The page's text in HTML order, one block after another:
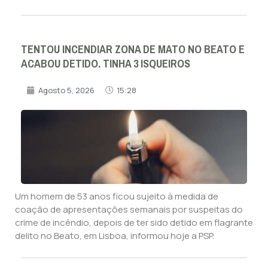
TENTOU INCENDIAR ZONA DE MATO NO BEATO E
ACABOU DETIDO. TINHA 3 ISQUEIROS
Agosto 5, 2026 15:28
Um homem de 53 anos ficou sujeito à medida de
coação de apresentações semanais por suspeitas do
crime de incêndio, depois de ter sido detido em flagrante
delito no Beato, em Lisboa, informou hoje a PSP.